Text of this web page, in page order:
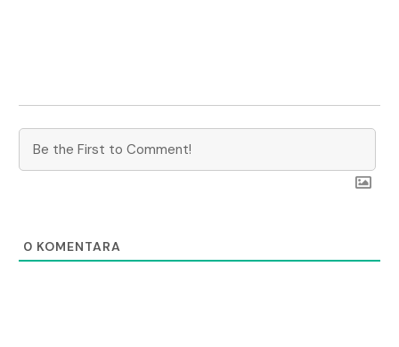
0 KOMENTARA